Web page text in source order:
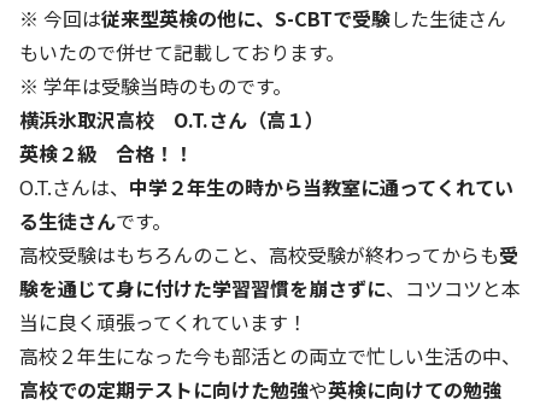
※ 今回は従来型英検の他に、S-CBTで受験した生徒さん
もいたので併せて記載しております。
※ 学年は受験当時のものです。
横浜氷取沢高校 O.T.さん（高１）
英検２級 合格！！
O.T.さんは、 中学２年生の時から当教室に通ってくれてい
る生徒さんです。
高校受験はもちろんのこと、高校受験が終わってからも受
験を通じて身に付けた学習習慣を崩さずに、コツコツと本
当に良く頑張ってくれています！
高校２年生になった今も部活との両立で忙しい生活の中、
高校での定期テストに向けた勉強や英検に向けての勉強